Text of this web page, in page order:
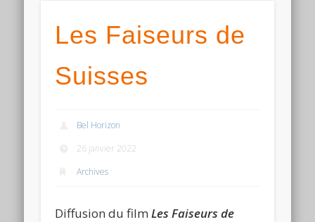
Les Faiseurs de
Suisses
Bel Horizon
26 janvier 2022
Archives
Diffusion du filmLes Faiseurs de